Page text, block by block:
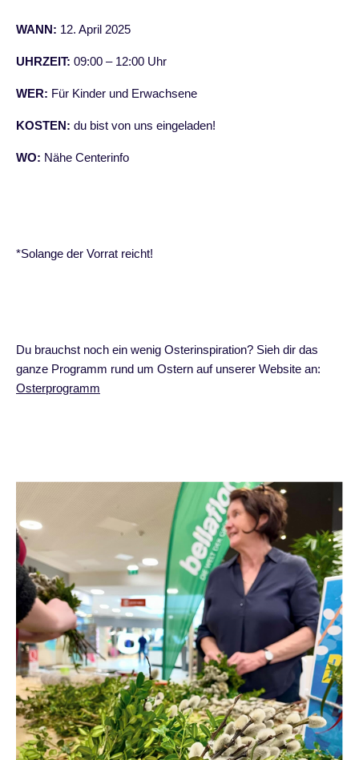
WANN: 12. April 2025
UHRZEIT: 09:00 – 12:00 Uhr
WER: Für Kinder und Erwachsene
KOSTEN: du bist von uns eingeladen!
WO: Nähe Centerinfo
*Solange der Vorrat reicht!
Du brauchst noch ein wenig Osterinspiration? Sieh dir das
ganze Programm rund um Ostern auf unserer Website an:
Osterprogramm